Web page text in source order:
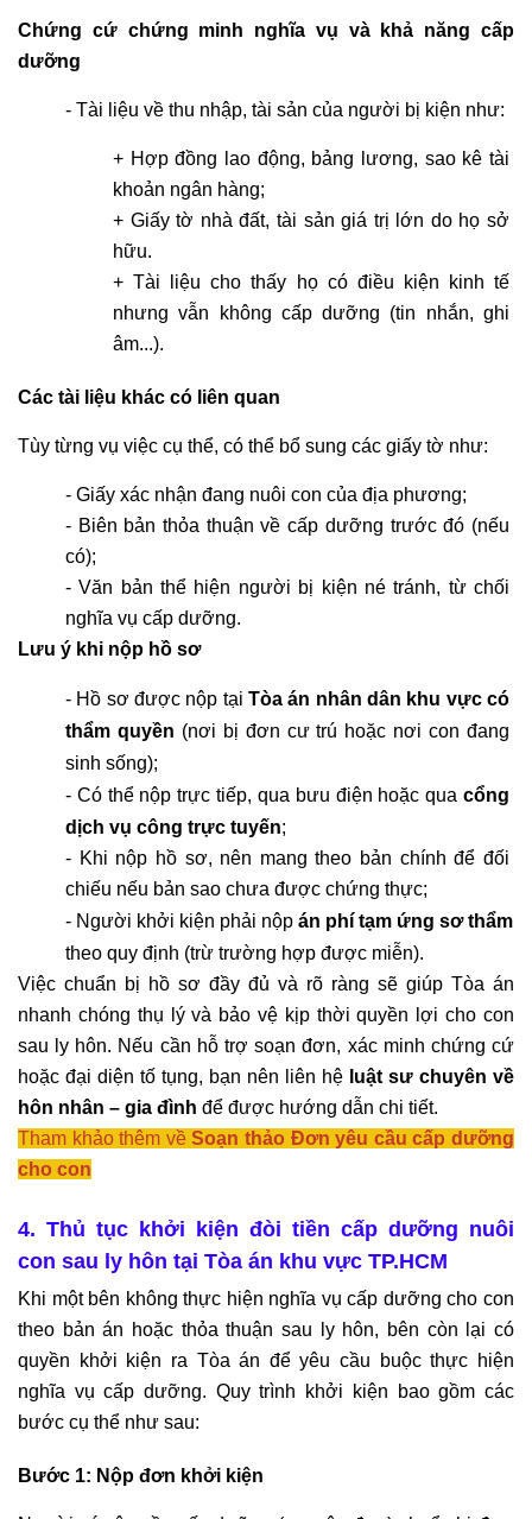
Chứng cứ chứng minh nghĩa vụ và khả năng cấp
dưỡng
- Tài liệu về thu nhập, tài sản của người bị kiện như:
+ Hợp đồng lao động, bảng lương, sao kê tài
khoản ngân hàng;
+ Giấy tờ nhà đất, tài sản giá trị lớn do họ sở
hữu.
+ Tài liệu cho thấy họ có điều kiện kinh tế
nhưng vẫn không cấp dưỡng (tin nhắn, ghi
âm...).
Các tài liệu khác có liên quan
Tùy từng vụ việc cụ thể, có thể bổ sung các giấy tờ như:
- Giấy xác nhận đang nuôi con của địa phương;
- Biên bản thỏa thuận về cấp dưỡng trước đó (nếu
có);
- Văn bản thể hiện người bị kiện né tránh, từ chối
nghĩa vụ cấp dưỡng.
Lưu ý khi nộp hồ sơ
- Hồ sơ được nộp tại Tòa án nhân dân khu vực có
thẩm quyền (nơi bị đơn cư trú hoặc nơi con đang
sinh sống);
- Có thể nộp trực tiếp, qua bưu điện hoặc qua cổng
dịch vụ công trực tuyến;
- Khi nộp hồ sơ, nên mang theo bản chính để đối
chiếu nếu bản sao chưa được chứng thực;
- Người khởi kiện phải nộp án phí tạm ứng sơ thẩm
theo quy định (trừ trường hợp được miễn).
Việc chuẩn bị hồ sơ đầy đủ và rõ ràng sẽ giúp Tòa án
nhanh chóng thụ lý và bảo vệ kịp thời quyền lợi cho con
sau ly hôn. Nếu cần hỗ trợ soạn đơn, xác minh chứng cứ
hoặc đại diện tố tụng, bạn nên liên hệ luật sư chuyên về
hôn nhân – gia đình để được hướng dẫn chi tiết.
Tham khảo thêm về Soạn thảo Đơn yêu cầu cấp dưỡng
cho con
4. Thủ tục khởi kiện đòi tiền cấp dưỡng nuôi
con sau ly hôn tại Tòa án khu vực TP.HCM
Khi một bên không thực hiện nghĩa vụ cấp dưỡng cho con
theo bản án hoặc thỏa thuận sau ly hôn, bên còn lại có
quyền khởi kiện ra Tòa án để yêu cầu buộc thực hiện
nghĩa vụ cấp dưỡng. Quy trình khởi kiện bao gồm các
bước cụ thể như sau:
Bước 1: Nộp đơn khởi kiện